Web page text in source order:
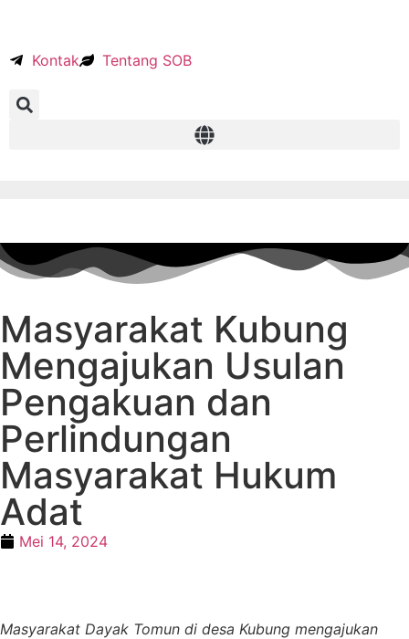
Kontak Tentang SOB
Masyarakat Kubung
Mengajukan Usulan
Pengakuan dan
Perlindungan
Masyarakat Hukum
Adat
Mei 14, 2024
Masyarakat Dayak Tomun di desa Kubung mengajukan